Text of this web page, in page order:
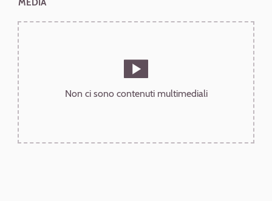
MEDIA
Non ci sono contenuti multimediali